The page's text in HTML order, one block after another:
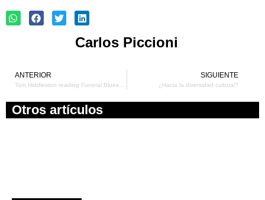
Carlos Piccioni
Ant
ANTERIOR SIGUIENTE
¿Hacia la diversidad cultural?
Otros artículos